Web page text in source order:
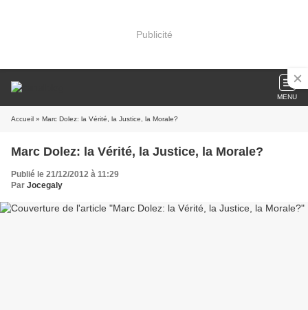
Publicité
MENU
Accueil » Marc Dolez: la Vérité, la Justice, la Morale?
Marc Dolez: la Vérité, la Justice, la Morale?
Publié le 21/12/2012 à 11:29
Par Jocegaly